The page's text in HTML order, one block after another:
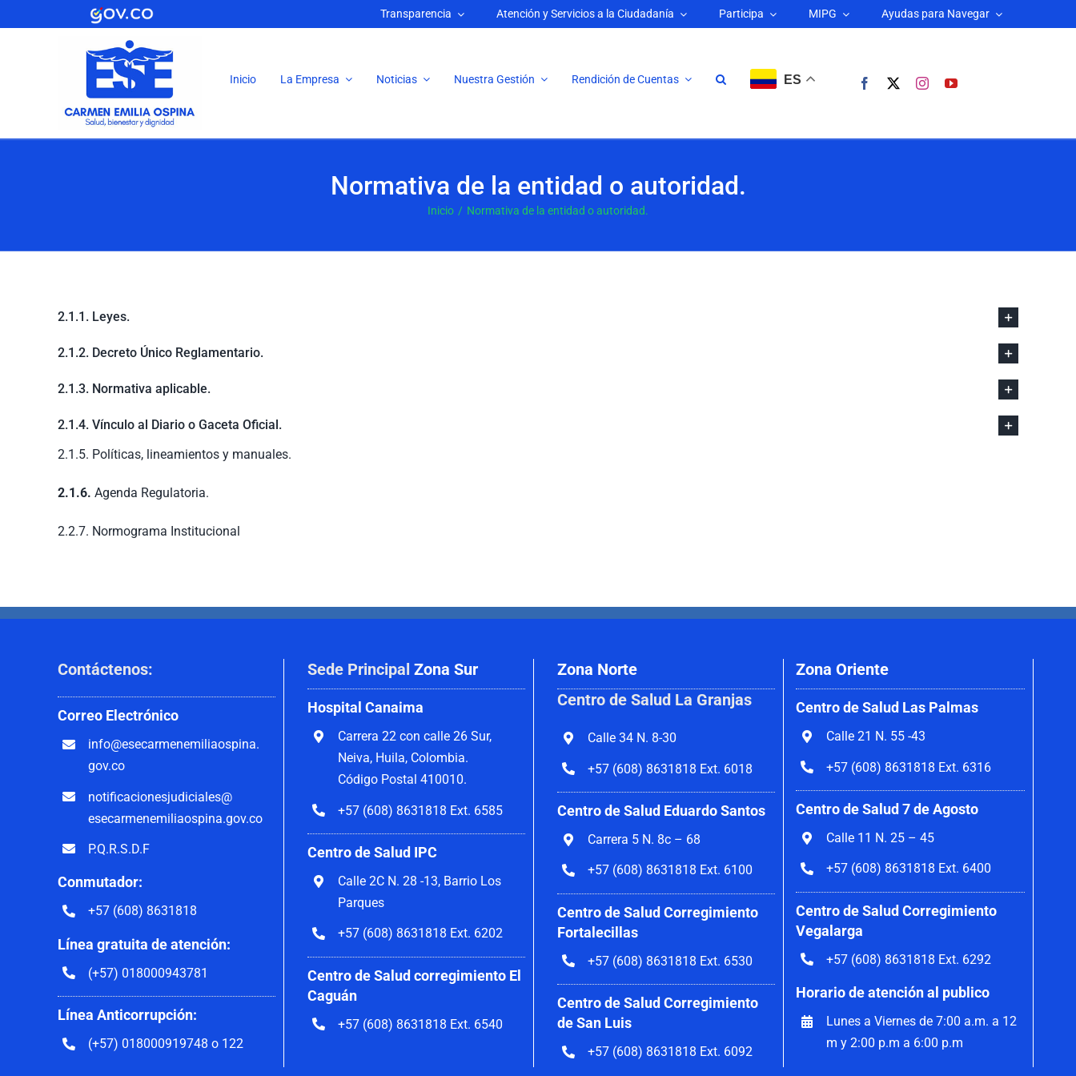
al
Transparencia Atención y Servicios a la Ciudadanía Participa MIPG Ayudas para Navegar
Inicio La Empresa Noticias Nuestra Gestión Rendición de Cuentas ES
Normativa de la entidad o autoridad.
Inicio Normativa de la entidad o autoridad.
2.1.1. Leyes.
2.1.2. Decreto Único Reglamentario.
2.1.3. Normativa aplicable.
2.1.4. Vínculo al Diario o Gaceta Oficial.
2.1.5. Políticas, lineamientos y manuales.
2.1.6. Agenda Regulatoria.
2.2.7. Normograma Institucional
Contáctenos:
Correo Electrónico
info@esecarmenemiliaospina.
gov.co
notificacionesjudiciales@
esecarmenemiliaospina.gov.co
P.Q.R.S.D.F
Conmutador:
+57 (608) 8631818
Línea gratuita de atención:
(+57) 018000943781
Línea Anticorrupción:
(+57) 018000919748 o 122
Sede Principal Zona Sur
Hospital Canaima
Carrera 22 con calle 26 Sur,
Neiva, Huila, Colombia.
Código Postal 410010.
+57 (608) 8631818 Ext. 6585
Centro de Salud IPC
Calle 2C N. 28 -13, Barrio Los
Parques
+57 (608) 8631818 Ext. 6202
Centro de Salud corregimiento El
Caguán
+57 (608) 8631818 Ext. 6540
Zona Norte
Centro de Salud La Granjas
Calle 34 N. 8-30
+57 (608) 8631818 Ext. 6018
Centro de Salud Eduardo Santos
Carrera 5 N. 8c – 68
+57 (608) 8631818 Ext. 6100
Centro de Salud Corregimiento
Fortalecillas
+57 (608) 8631818 Ext. 6530
Centro de Salud Corregimiento
de San Luis
+57 (608) 8631818 Ext. 6092
Zona Oriente
Centro de Salud Las Palmas
Calle 21 N. 55 -43
+57 (608) 8631818 Ext. 6316
Centro de Salud 7 de Agosto
Calle 11 N. 25 – 45
+57 (608) 8631818 Ext. 6400
Centro de Salud Corregimiento
Vegalarga
+57 (608) 8631818 Ext. 6292
Horario de atención al publico
Lunes a Viernes de 7:00 a.m. a 12
m y 2:00 p.m a 6:00 p.m